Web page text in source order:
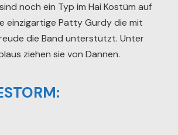
noch ein Typ im Hai Kostüm auf
einzigartige Patty Gurdy die mit
die Band unterstützt. Unter
ziehen sie von Dannen.